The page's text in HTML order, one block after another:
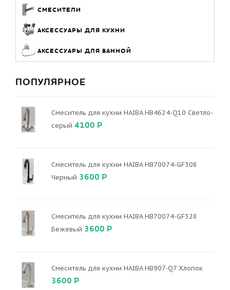
СМЕСИТЕЛИ
АКСЕССУАРЫ ДЛЯ КУХНИ
АКСЕССУАРЫ ДЛЯ ВАННОЙ
ПОПУЛЯРНОЕ
Смеситель для кухни HAIBA HB4624-Q10 Светло-
серый 4100 Р
Смеситель для кухни HAIBA HB70074-GF308
Черный 3600 Р
Смеситель для кухни HAIBA HB70074-GF328
Бежевый 3600 Р
Смеситель для кухни HAIBA HB907-Q7 Хлопок
3600 Р